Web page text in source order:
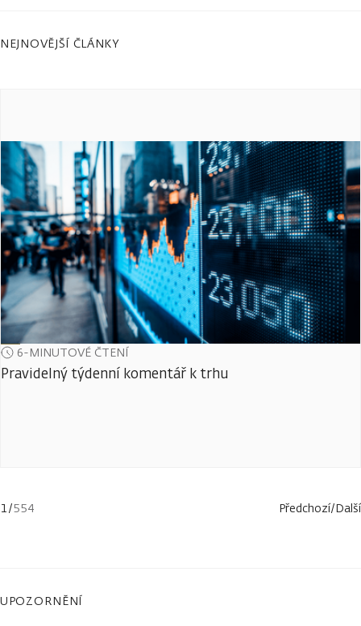
NEJNOVĚJŠÍ ČLÁNKY
6-MINUTOVÉ ČTENÍ
Pravidelný týdenní komentář k trhu
1/554 Předchozí/Další
UPOZORNĚNÍ